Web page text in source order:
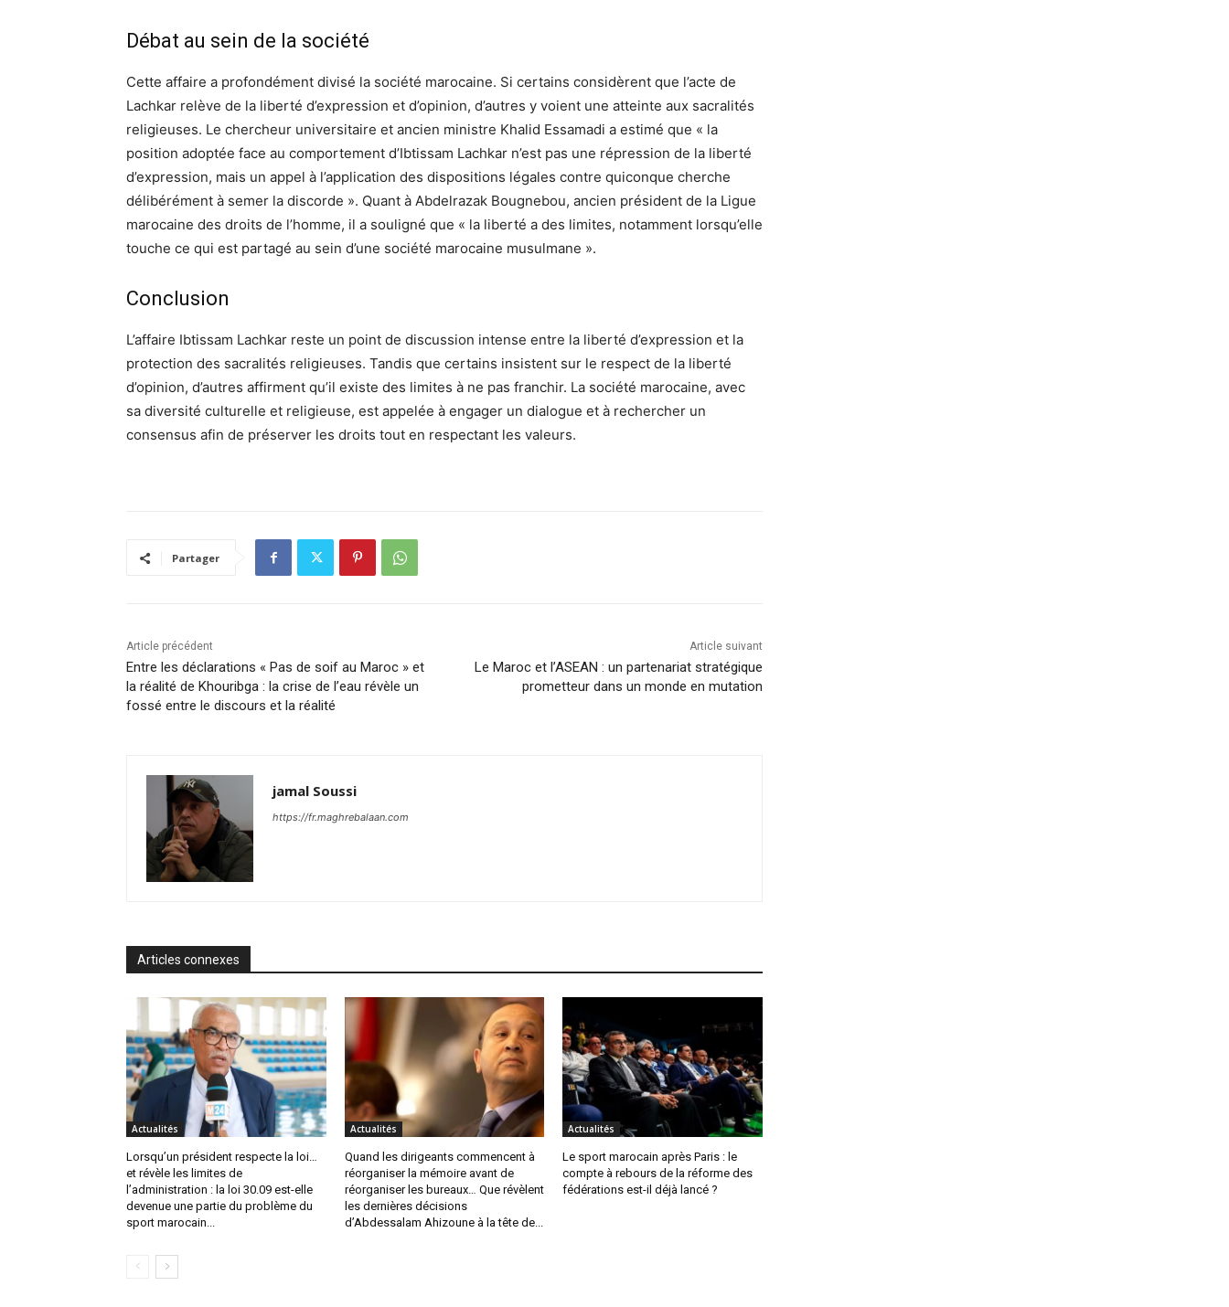
Débat au sein de la société
Cette affaire a profondément divisé la société marocaine. Si certains considèrent que l’acte de
Lachkar relève de la liberté d’expression et d’opinion, d’autres y voient une atteinte aux sacralités
religieuses. Le chercheur universitaire et ancien ministre Khalid Essamadi a estimé que « la
position adoptée face au comportement d’Ibtissam Lachkar n’est pas une répression de la liberté
d’expression, mais un appel à l’application des dispositions légales contre quiconque cherche
délibérément à semer la discorde ». Quant à Abdelrazak Bougnebou, ancien président de la Ligue
marocaine des droits de l’homme, il a souligné que « la liberté a des limites, notamment lorsqu’elle
touche ce qui est partagé au sein d’une société marocaine musulmane ».
Conclusion
L’affaire Ibtissam Lachkar reste un point de discussion intense entre la liberté d’expression et la
protection des sacralités religieuses. Tandis que certains insistent sur le respect de la liberté
d’opinion, d’autres affirment qu’il existe des limites à ne pas franchir. La société marocaine, avec
sa diversité culturelle et religieuse, est appelée à engager un dialogue et à rechercher un
consensus afin de préserver les droits tout en respectant les valeurs.
Partager
Article précédent
Entre les déclarations « Pas de soif au Maroc » et
la réalité de Khouribga : la crise de l’eau révèle un
fossé entre le discours et la réalité
Article suivant
Le Maroc et l’ASEAN : un partenariat stratégique
prometteur dans un monde en mutation
jamal Soussi
https://fr.maghrebalaan.com
Articles connexes
Actualités
Lorsqu’un président respecte la loi…
et révèle les limites de
l’administration : la loi 30.09 est-elle
devenue une partie du problème du
sport marocain...
Actualités
Quand les dirigeants commencent à
réorganiser la mémoire avant de
réorganiser les bureaux… Que révèlent
les dernières décisions
d’Abdessalam Ahizoune à la tête de...
Actualités
Le sport marocain après Paris : le
compte à rebours de la réforme des
fédérations est-il déjà lancé ?